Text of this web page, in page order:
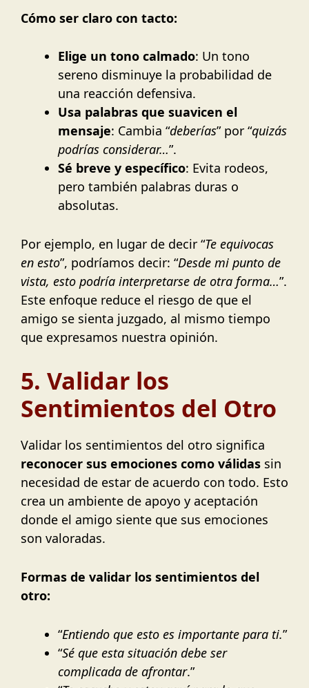
Cómo ser claro con tacto:
Elige un tono calmado: Un tono
sereno disminuye la probabilidad de
una reacción defensiva.
Usa palabras que suavicen el
mensaje: Cambia “deberías” por “quizás
podrías considerar…”.
Sé breve y específico: Evita rodeos,
pero también palabras duras o
absolutas.
Por ejemplo, en lugar de decir “Te equivocas
en esto”, podríamos decir: “Desde mi punto de
vista, esto podría interpretarse de otra forma…”.
Este enfoque reduce el riesgo de que el
amigo se sienta juzgado, al mismo tiempo
que expresamos nuestra opinión.
5. Validar los
Sentimientos del Otro
Validar los sentimientos del otro significa
reconocer sus emociones como válidas sin
necesidad de estar de acuerdo con todo. Esto
crea un ambiente de apoyo y aceptación
donde el amigo siente que sus emociones
son valoradas.
Formas de validar los sentimientos del
otro:
“Entiendo que esto es importante para ti.”
“Sé que esta situación debe ser
complicada de afrontar.”